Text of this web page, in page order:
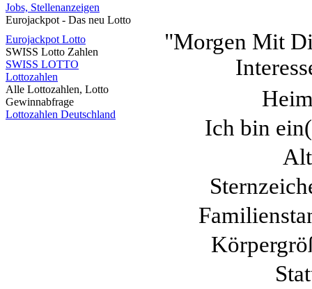
Jobs, Stellenanzeigen
Eurojackpot - Das neu Lotto
Eurojackpot Lotto
SWISS Lotto Zahlen
SWISS LOTTO
Lottozahlen
Alle Lottozahlen, Lotto
Gewinnabfrage
Lottozahlen Deutschland
"Morgen Mit
Ich bin